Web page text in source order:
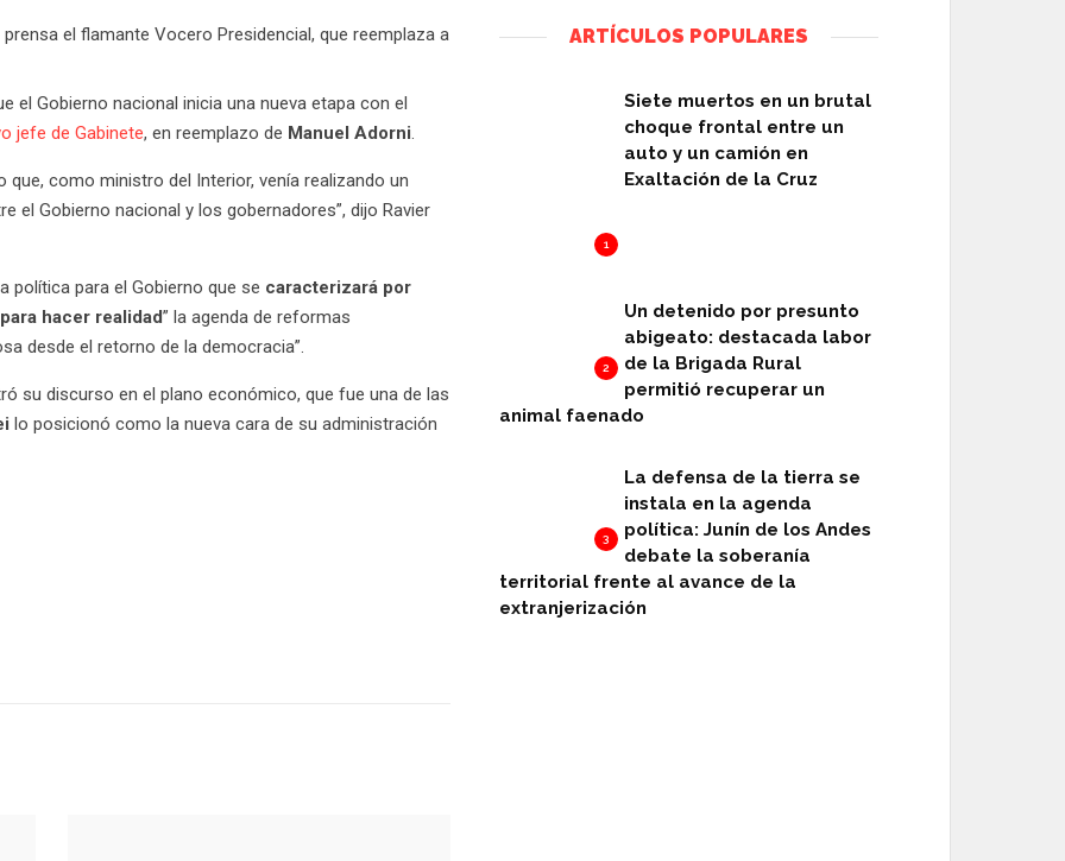
el flamante Vocero Presidencial, que reemplaza a
el Gobierno nacional inicia una nueva etapa con el
jefe de Gabinete, en reemplazo de Manuel Adorni.
como ministro del Interior, venía realizando un
el Gobierno nacional y los gobernadores”, dijo Ravier
política para el Gobierno que se caracterizará por
hacer realidad” la agenda de reformas
desde el retorno de la democracia”.
su discurso en el plano económico, que fue una de las
lo posicionó como la nueva cara de su administración
ARTÍCULOS POPULARES
1
Siete muertos en un brutal
choque frontal entre un
auto y un camión en
Exaltación de la Cruz
2
Un detenido por presunto
abigeato: destacada labor
de la Brigada Rural
permitió recuperar un
animal faenado
3
La defensa de la tierra se
instala en la agenda
política: Junín de los Andes
debate la soberanía
territorial frente al avance de la
extranjerización